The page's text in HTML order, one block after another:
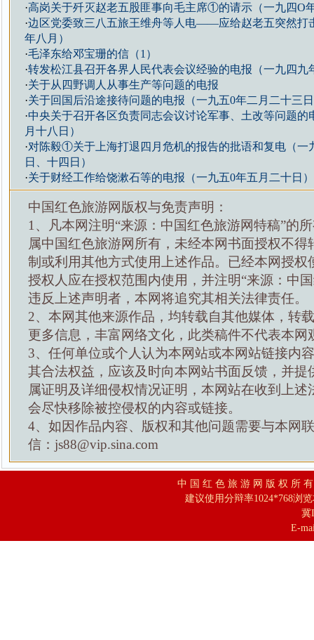
·高岗关于歼灭赵老五股匪事向毛主席①的请示（一九四O
·边区党委致三八五旅王维舟等人电——应给赵老五突然打
年八月）
·毛泽东给邓宝珊的信（1）
·转发松江县召开各界人民代表会议经验的电报（一九四九
·关于从四野调人从事生产等问题的电报
·关于回国后沿途接待问题的电报（一九五0年二月二十三
·中央关于召开各区负责同志会议讨论军事、土改等问题的
月十八日）
·对陈毅①关于上海打退四月危机的报告的批语和复电（一
日、十四日）
·关于财经工作给饶漱石等的电报（一九五0年五月二十日）
中国红色旅游网版权与免责声明：
1、凡本网注明“来源：中国红色旅游网特稿”的
属中国红色旅游网所有，未经本网书面授权不得
制或利用其他方式使用上述作品。已经本网授权
授权人应在授权范围内使用，并注明“来源：中
违反上述声明者，本网将追究其相关法律责任。
2、本网其他来源作品，均转载自其他媒体，转
更多信息，丰富网络文化，此类稿件不代表本网
3、任何单位或个人认为本网站或本网站链接内
其合法权益，应该及时向本网站书面反馈，并提
属证明及详细侵权情况证明，本网站在收到上述
会尽快移除被控侵权的内容或链接。
4、如因作品内容、版权和其他问题需要与本网
信：js88@vip.sina.com
中 国 红 色 旅 游 网 版 权 所
建议使用分辩率1024*768浏
冀
E-